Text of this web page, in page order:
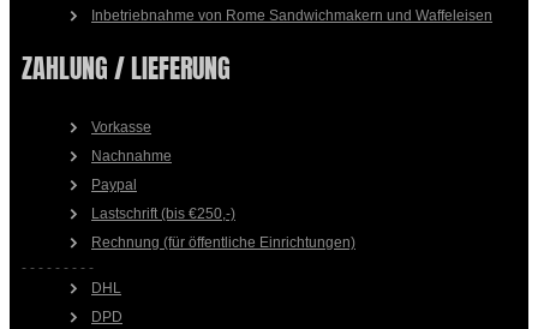
Inbetriebnahme von Rome Sandwichmakern und Waffeleisen
ZAHLUNG / LIEFERUNG
Vorkasse
Nachnahme
Paypal
Lastschrift (bis €250,-)
Rechnung (für öffentliche Einrichtungen)
- - - - - - - - -
DHL
DPD